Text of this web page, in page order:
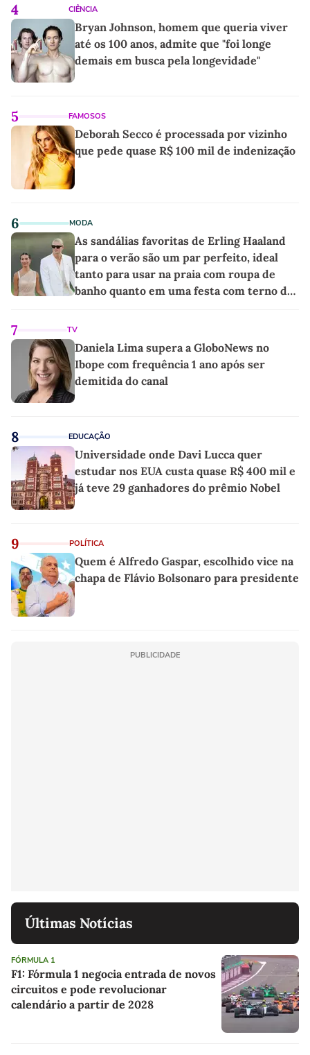
4 CIÊNCIA
Bryan Johnson, homem que queria viver
até os 100 anos, admite que "foi longe
demais em busca pela longevidade"
5 FAMOSOS
Deborah Secco é processada por vizinho
que pede quase R$ 100 mil de indenização
6 MODA
As sandálias favoritas de Erling Haaland
para o verão são um par perfeito, ideal
tanto para usar na praia com roupa de
banho quanto em uma festa com terno de
7 TV
Daniela Lima supera a GloboNews no
Ibope com frequência 1 ano após ser
demitida do canal
8 EDUCAÇÃO
Universidade onde Davi Lucca quer
estudar nos EUA custa quase R$ 400 mil e
já teve 29 ganhadores do prêmio Nobel
9 POLÍTICA
Quem é Alfredo Gaspar, escolhido vice na
chapa de Flávio Bolsonaro para presidente
PUBLICIDADE
Últimas Notícias
FÓRMULA 1
F1: Fórmula 1 negocia entrada de novos
circuitos e pode revolucionar
calendário a partir de 2028